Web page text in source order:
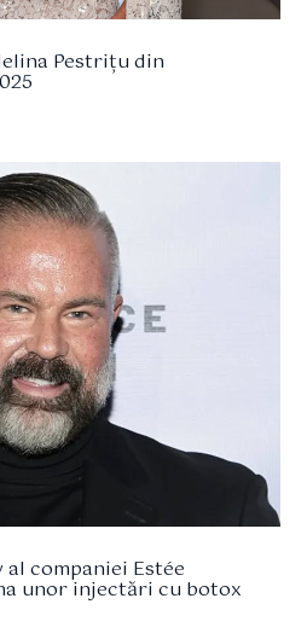
Pestrițu din
companiei Estée
unor injectări cu botox